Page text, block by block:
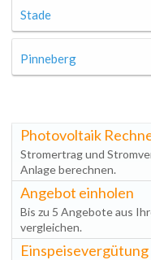
Stade
Pinneberg
Photovoltaik
Stromertrag und
Anlage berechnen.
Angebot einholen
Bis zu 5 Angebote aus
vergleichen.
Einspeisevergütung